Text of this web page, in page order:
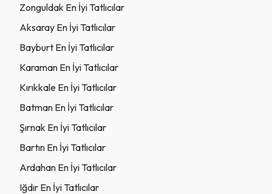
Zonguldak En İyi Tatlıcılar
Aksaray En İyi Tatlıcılar
Bayburt En İyi Tatlıcılar
Karaman En İyi Tatlıcılar
Kırıkkale En İyi Tatlıcılar
Batman En İyi Tatlıcılar
Şırnak En İyi Tatlıcılar
Bartın En İyi Tatlıcılar
Ardahan En İyi Tatlıcılar
Iğdır En İyi Tatlıcılar